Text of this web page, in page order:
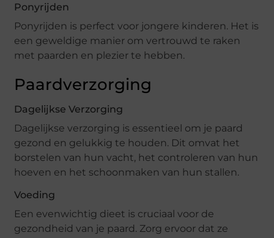
Ponyrijden
Ponyrijden is perfect voor jongere kinderen. Het is
een geweldige manier om vertrouwd te raken
met paarden en plezier te hebben.
Paardverzorging
Dagelijkse Verzorging
Dagelijkse verzorging is essentieel om je paard
gezond en gelukkig te houden. Dit omvat het
borstelen van hun vacht, het controleren van hun
hoeven en het schoonmaken van hun stallen.
Voeding
Een evenwichtig dieet is cruciaal voor de
gezondheid van je paard. Zorg ervoor dat ze